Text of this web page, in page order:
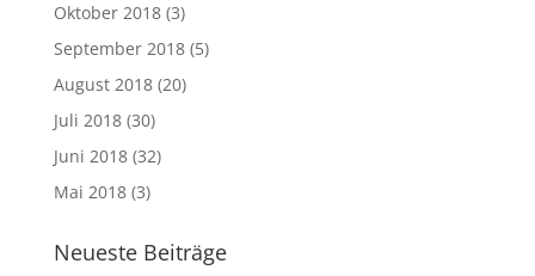
Oktober 2018(3)
September 2018(5)
August 2018(20)
Juli 2018(30)
Juni 2018(32)
Mai 2018(3)
Neueste Beiträge